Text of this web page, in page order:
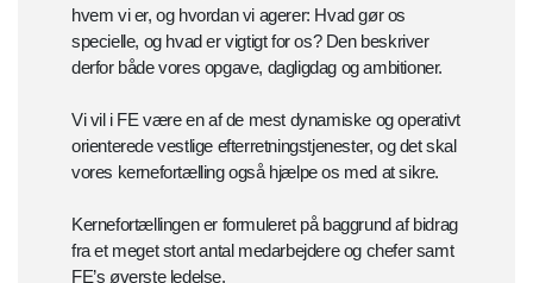
hvem vi er, og hvordan vi agerer: Hvad gør os
specielle, og hvad er vigtigt for os? Den beskriver
derfor både vores opgave, dagligdag og ambitioner.
Vi vil i FE være en af de mest dynamiske og operativt
orienterede vestlige efterretningstjenester, og det skal
vores kernefortælling også hjælpe os med at sikre.
Kernefortællingen er formuleret på baggrund af bidrag
fra et meget stort antal medarbejdere og chefer samt
FE’s øverste ledelse.